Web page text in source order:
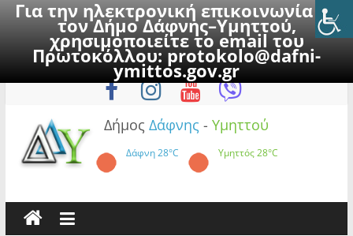
Για την ηλεκτρονική επικοινωνία με
τον Δήμο Δάφνης–Υμηττού,
χρησιμοποιείτε το email του
Πρωτοκόλλου:protokolo@dafni-
ymittos.gov.gr
to
Παρασκευή, 7 Αυγούστου 2026
Δήμος Δάφνης - Υμηττού
Δάφνη28°C Υμηττός28°C